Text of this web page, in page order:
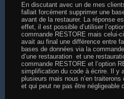
En discutant avec un de mes
fallait forcément supprimer une
avant de la restaurer. La réponse
effet, il est possible d’utiliser
commande RESTORE mais celui-
avait au final une différence entre
bases de données via la
d’une restauration et une
commande RESTORE et l’option
simplification du code à écrire. Il y
plusieurs mais nous n’en traiterons
et qui peut ne pas être négligeable